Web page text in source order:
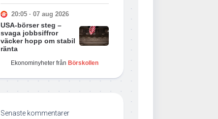
20:05 · 07 aug 2026
USA-börser steg –
svaga jobbsiffror
väcker hopp om stabil
ränta
Ekonominyheter från Börskollen
Senaste kommentarer